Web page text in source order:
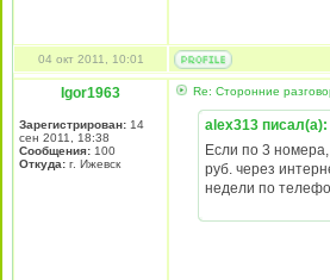
04 окт 2011, 10:01
Igor1963
Зарегистрирован: 14
сен 2011, 18:38
Сообщения: 100
Откуда: г. Ижевск
Re: Сторонние
alex313 писал(а):
Если по 3
руб. через
недели по